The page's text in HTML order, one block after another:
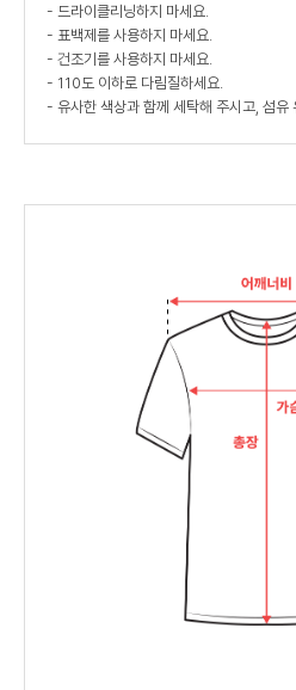
- 드라이클리닝하지 마세요.
- 표백제를 사용하지 마세요.
- 건조기를 사용하지 마세요.
- 110도 이하로 다림질하세요.
- 유사한 색상과 함께 세탁해 주시고, 섬유